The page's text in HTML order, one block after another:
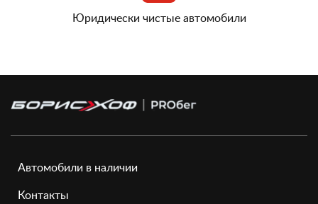
Юридически чистые автомобили
Автомобили в наличии
Контакты